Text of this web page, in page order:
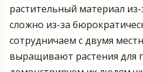
растительный материал
сложно из-за
сотрудничаем с двумя
выращивают растения для